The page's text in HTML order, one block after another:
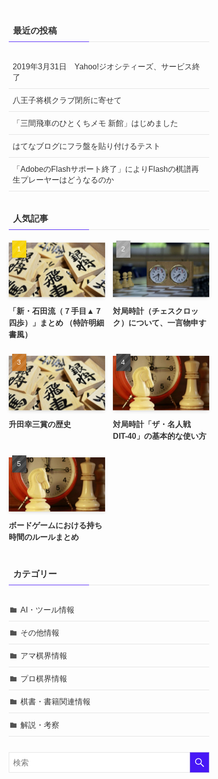
最近の投稿
2019年3月31日 Yahoo!ジオシティーズ、サービス終
了
八王子将棋クラブ閉所に寄せて
「三間飛車のひとくちメモ 新館」はじめました
はてなブログにフラ盤を貼り付けるテスト
「AdobeのFlashサポート終了」によりFlashの棋譜再
生プレーヤーはどうなるのか
人気記事
「新・石田流（７手目▲７
四歩）」まとめ （特許明細
書風）
対局時計（チェスクロッ
ク）について、一言物申す
升田幸三賞の歴史
対局時計「ザ・名人戦
DIT-40」の基本的な使い方
ボードゲームにおける持ち
時間のルールまとめ
カテゴリー
AI・ツール情報
その他情報
アマ棋界情報
プロ棋界情報
棋書・書籍関連情報
解説・考察